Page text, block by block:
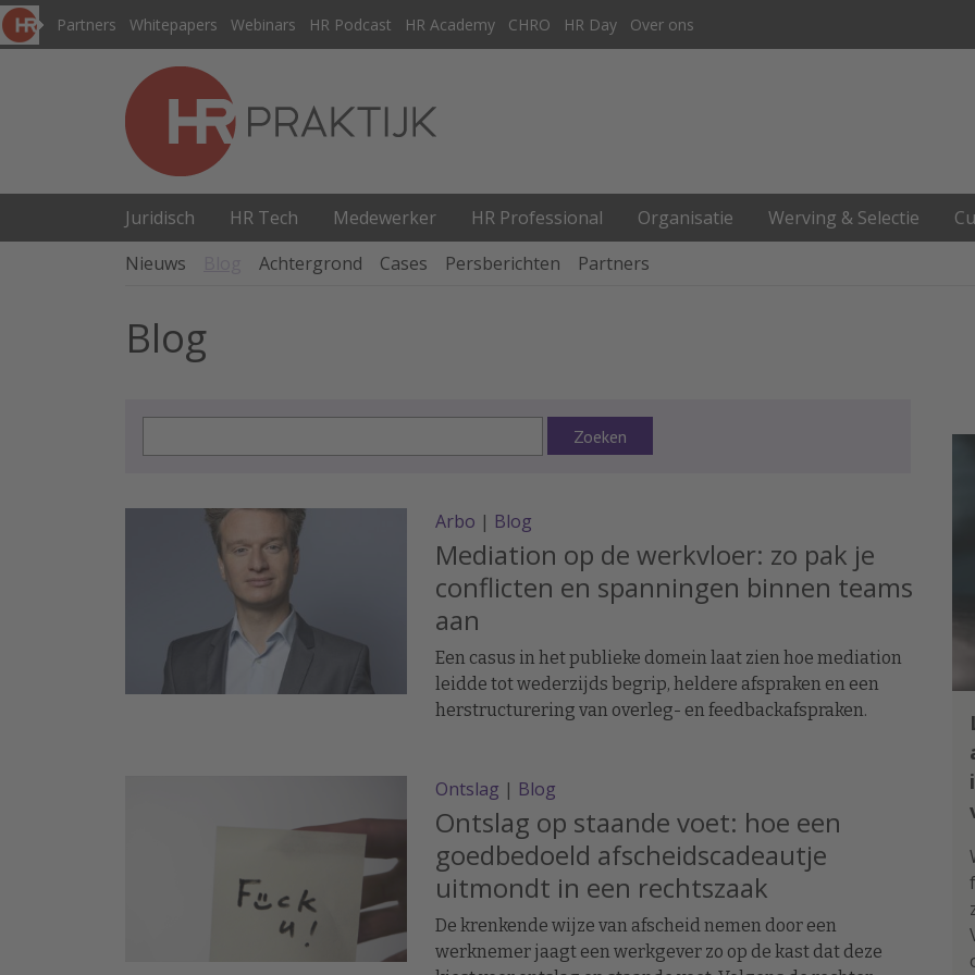
Partners Whitepapers Webinars HR Podcast HR Academy CHRO HR Day Over ons
Juridisch HR Tech Medewerker HR Professional Organisatie Werving & Selectie
Nieuws
Achtergrond Cases Persberichten Partners
Blog
Zoeken
Arbo | Blog
Mediation op de werkvloer: zo pak je
conflicten en spanningen binnen teams
aan
Een casus in het publieke domein laat zien hoe mediation
leidde tot wederzijds begrip, heldere afspraken en een
herstructurering van overleg- en feedbackafspraken.
Ontslag | Blog
Ontslag op staande voet: hoe een
goedbedoeld afscheidscadeautje
uitmondt in een rechtszaak
De krenkende wijze van afscheid nemen door een
werknemer jaagt een werkgever zo op de kast dat deze